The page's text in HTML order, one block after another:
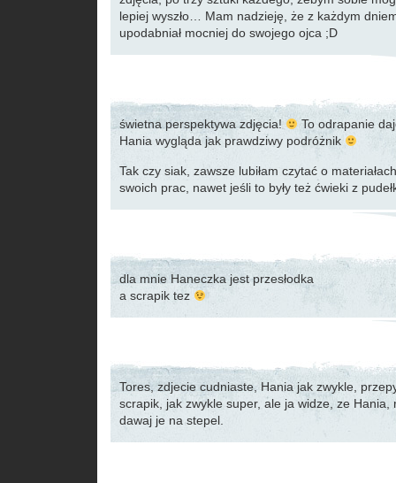
lepiej wyszło… Mam nadzieję, że z każdym
upodabniał mocniej do swojego ojca ;D
świetna perspektywa zdjęcia!
To odrapanie
Hania wygląda jak prawdziwy podróżnik
Tak czy siak, zawsze lubiłam czytać o
swoich prac, nawet jeśli to były też ćwieki z
dla mnie Haneczka jest przesłodka
a scrapik tez
Tores, zdjecie cudniaste, Hania jak zwykle,
scrapik, jak zwykle super, ale ja widze, ze Hania,
dawaj je na stepel.